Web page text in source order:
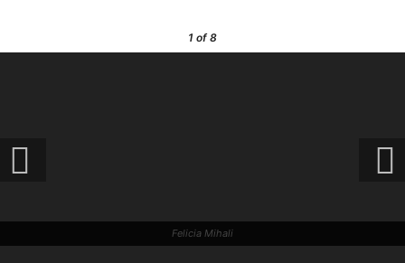
1 of 8
Felicia Mihali